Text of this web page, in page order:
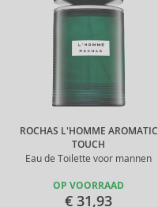
ROCHAS L'HOMME AROMATIC
TOUCH
Eau de Toilette voor mannen
OP VOORRAAD
€ 31,93